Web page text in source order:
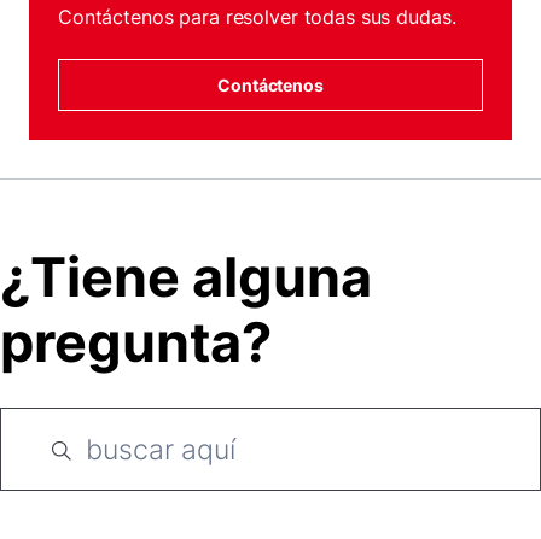
Contáctenos para resolver todas sus dudas.
Contáctenos
¿Tiene alguna
pregunta?